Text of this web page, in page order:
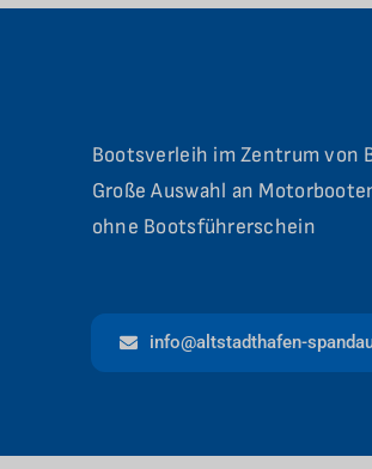
Bootsverleih im Zentrum von
Große Auswahl an
ohne Bootsführerschein
info@altstadthafen-